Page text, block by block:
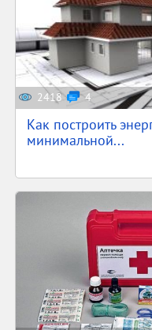
2418 4
Как построить
минимальной...